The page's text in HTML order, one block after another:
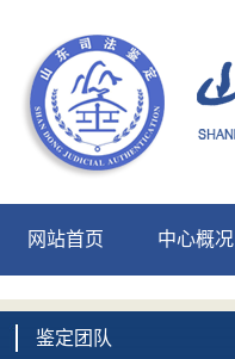
网站首页 中心概况
中心展示
鉴定团队